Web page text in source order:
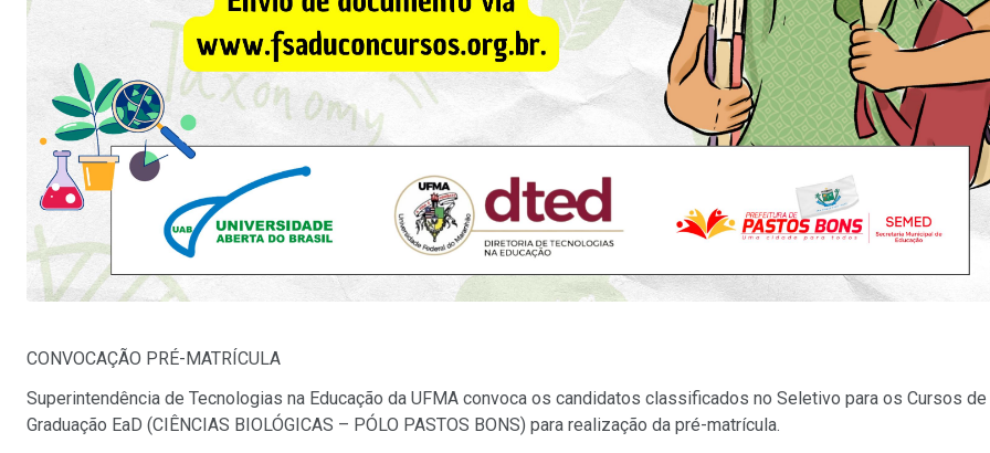
CONVOCAÇÃO PRÉ-MATRÍCULA
Superintendência de Tecnologias na Educação da UFMA convoca os candidatos classificados no Seletivo para os Cursos de
Graduação EaD (CIÊNCIAS BIOLÓGICAS – PÓLO PASTOS BONS) para realização da pré-matrícula.